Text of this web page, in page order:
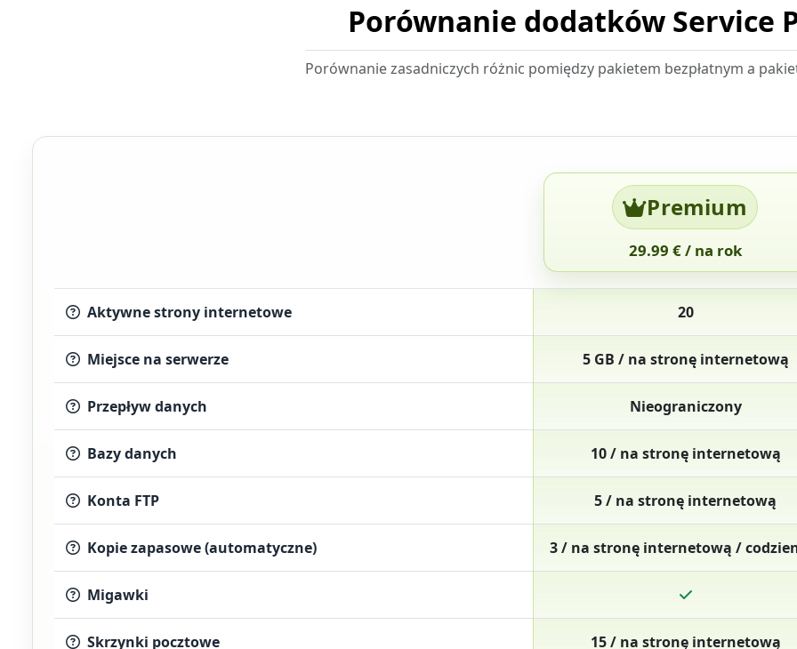
Porównanie dodatków Service
Porównanie zasadniczych różnic pomiędzy pakietem bezpłatnym a
Premium
29.99 € / na rok
Aktywne strony internetowe 20
Miejsce na serwerze 5 GB / na stronę internetową
Przepływ danych Nieograniczony
Bazy danych 10 / na stronę internetową
Konta FTP 5 / na stronę internetową
Kopie zapasowe (automatyczne) 3 / na stronę internetową /
Migawki
Skrzynki pocztowe 15 / na stronę internetową